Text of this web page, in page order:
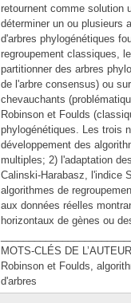
retournent comme solution
déterminer un ou plusieurs
d'arbres phylogénétiques
regroupement classiques,
partitionner des arbres
de l'arbre consensus) ou
chevauchants
Robinson et Foulds
phylogénétiques. Les trois
développement des
multiples; 2) l'adaptation
Calinski-Harabasz, l'indice
algorithmes de
aux données réelles
horizontaux de gènes ou
MOTS-CLÉS DE
Robinson et Foulds,
d'arbres